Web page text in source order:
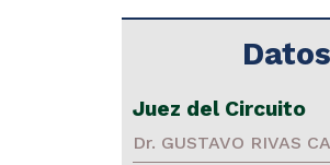
Juez del Circuito
Dr. GUSTAVO RIVAS